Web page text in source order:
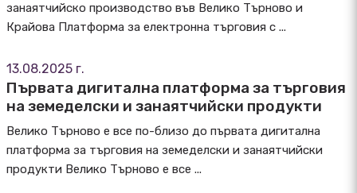
занаятчийско производство във Велико Търново и
Крайова Платформа за електронна търговия с ...
13.08.2025 г.
Първата дигитална платформа за търговия
на земеделски и занаятчийски продукти
Велико Търново е все по-близо до първата дигитална
платформа за търговия на земеделски и занаятчийски
продукти Велико Търново е все ...